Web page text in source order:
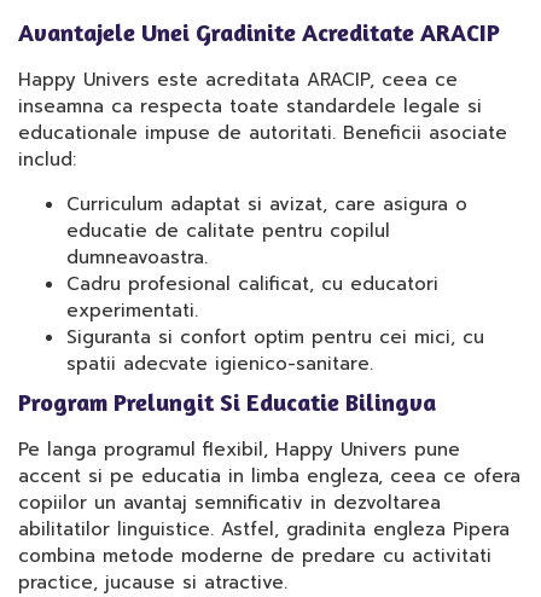
Avantajele Unei Gradinite Acreditate ARACIP
Happy Univers este acreditata ARACIP, ceea ce
inseamna ca respecta toate standardele legale si
educationale impuse de autoritati. Beneficii asociate
includ:
Curriculum adaptat si avizat, care asigura o
educatie de calitate pentru copilul
dumneavoastra.
Cadru profesional calificat, cu educatori
experimentati.
Siguranta si confort optim pentru cei mici, cu
spatii adecvate igienico-sanitare.
Program Prelungit Si Educatie Bilingva
Pe langa programul flexibil, Happy Univers pune
accent si pe educatia in limba engleza, ceea ce ofera
copiilor un avantaj semnificativ in dezvoltarea
abilitatilor linguistice. Astfel, gradinita engleza Pipera
combina metode moderne de predare cu activitati
practice, jucause si atractive.